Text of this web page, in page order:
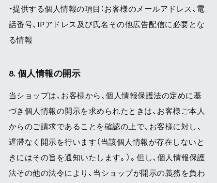
・提供する個人情報の項目：お客様のメールアドレス、電
話番号、IPアドレス及び氏名その他広告配信に必要とな
る情報
8. 個人情報の開示
当ショップは、お客様から、個人情報保護法の定めに基
づき個人情報の開示を求められたときは、お客様ご本人
からのご請求であることを確認の上で、お客様に対し、
遅滞なく開示を行います（当該個人情報が存在しないと
きにはその旨を通知いたします。）。但し、個人情報保護
法その他の法令により、当ショップが開示の義務を負わ